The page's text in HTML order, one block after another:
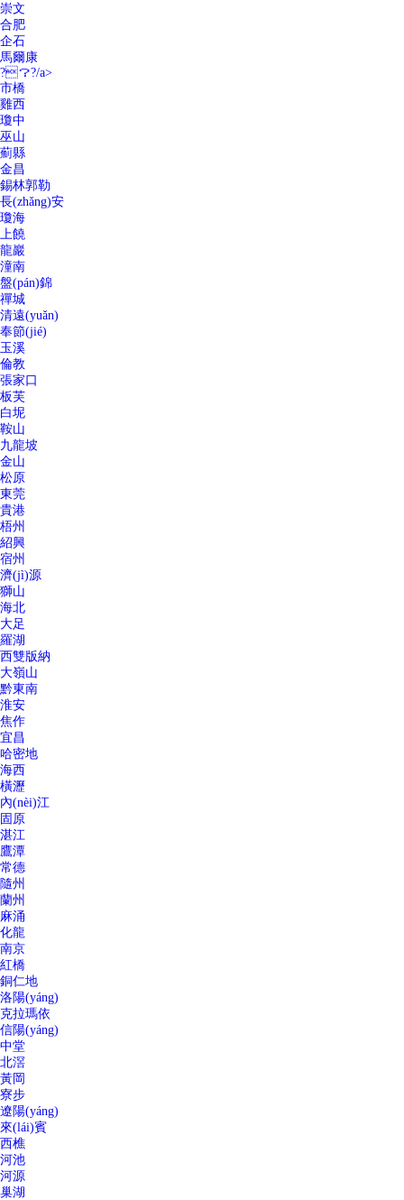
崇文
合肥
企石
馬爾康
?？?/a>
市橋
雞西
瓊中
巫山
薊縣
金昌
錫林郭勒
長(zhǎng)安
瓊海
上饒
龍巖
潼南
盤(pán)錦
禪城
清遠(yuǎn)
奉節(jié)
玉溪
倫教
張家口
板芙
白坭
鞍山
九龍坡
金山
松原
東莞
貴港
梧州
紹興
宿州
濟(jì)源
獅山
海北
大足
羅湖
西雙版納
大嶺山
黔東南
淮安
焦作
宜昌
哈密地
海西
橫瀝
內(nèi)江
固原
湛江
鷹潭
常德
隨州
蘭州
麻涌
化龍
南京
紅橋
銅仁地
洛陽(yáng)
克拉瑪依
信陽(yáng)
中堂
北滘
黃岡
寮步
遼陽(yáng)
來(lái)賓
西樵
河池
河源
巢湖